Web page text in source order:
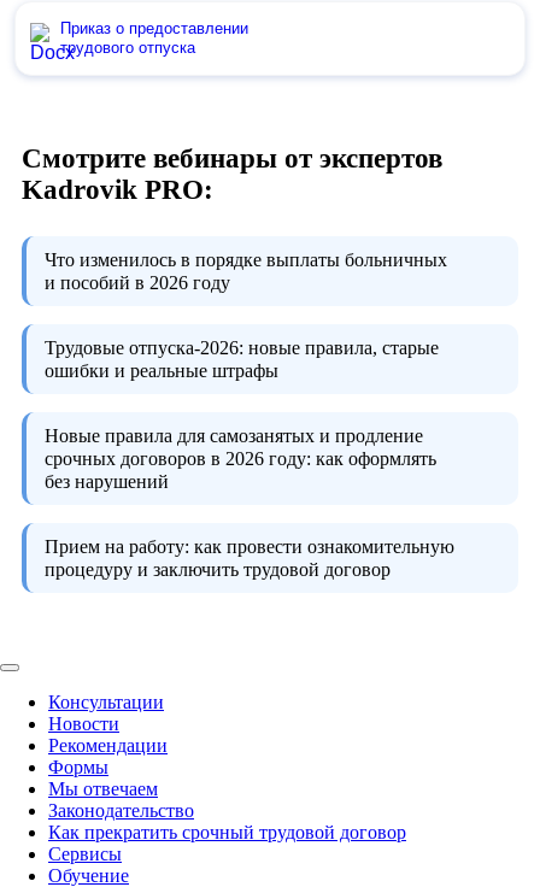
Приказ о предоставлении
трудового отпуска
Смотрите вебинары от экспертов
Kadrovik PRO:
Что изменилось в порядке выплаты больничных
и пособий в 2026 году
Трудовые отпуска-2026: новые правила, старые
ошибки и реальные штрафы
Новые правила для самозанятых и продление
срочных договоров в 2026 году: как оформлять
без нарушений
Прием на работу: как провести ознакомительную
процедуру и заключить трудовой договор
Консультации
Новости
Рекомендации
Формы
Мы отвечаем
Законодательство
Как прекратить срочный трудовой договор
Сервисы
Обучение